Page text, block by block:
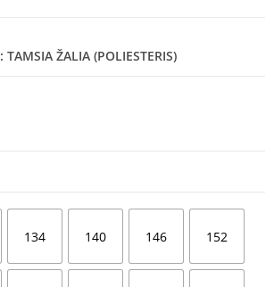
: TAMSIA ŽALIA (POLIESTERIS)
134 140 146 152